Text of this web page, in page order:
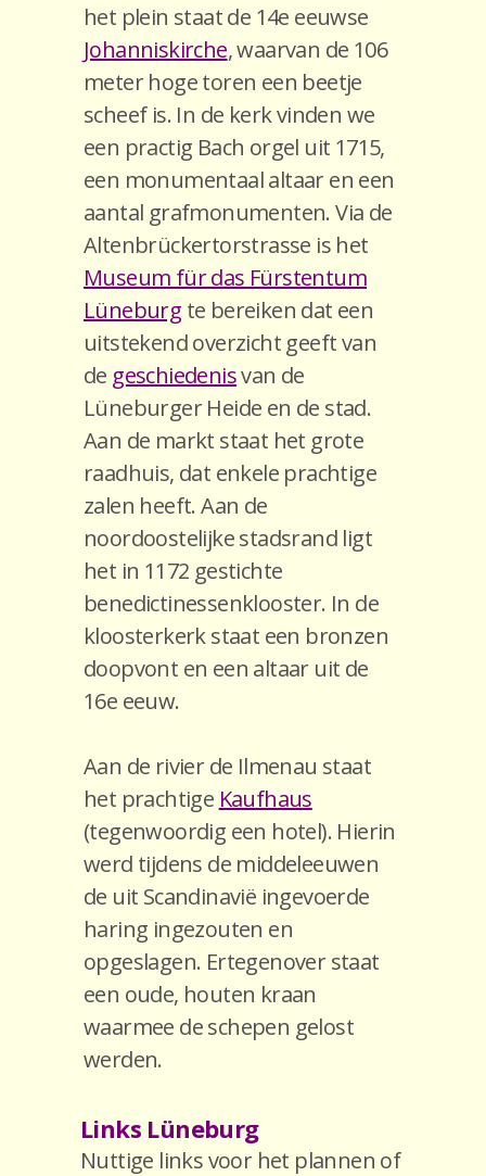
het plein staat de 14e eeuwse
Johanniskirche, waarvan de 106
meter hoge toren een beetje
scheef is. In de kerk vinden we
een practig Bach orgel uit 1715,
een monumentaal altaar en een
aantal grafmonumenten. Via de
Altenbrückertorstrasse is het
Museum für das Fürstentum
Lüneburg te bereiken dat een
uitstekend overzicht geeft van
de geschiedenisvan de
Lüneburger Heide en de stad.
Aan de markt staat het grote
raadhuis, dat enkele prachtige
zalen heeft. Aan de
noordoostelijke stadsrand ligt
het in 1172 gestichte
benedictinessenklooster. In de
kloosterkerk staat een bronzen
doopvont en een altaar uit de
16e eeuw.
Aan de rivier de Ilmenau staat
het prachtige Kaufhaus
(tegenwoordig een hotel). Hierin
werd tijdens de middeleeuwen
de uit Scandinavië ingevoerde
haring ingezouten en
opgeslagen. Ertegenover staat
een oude, houten kraan
waarmee de schepen gelost
werden.
Links Lüneburg
Nuttige links voor het plannen of